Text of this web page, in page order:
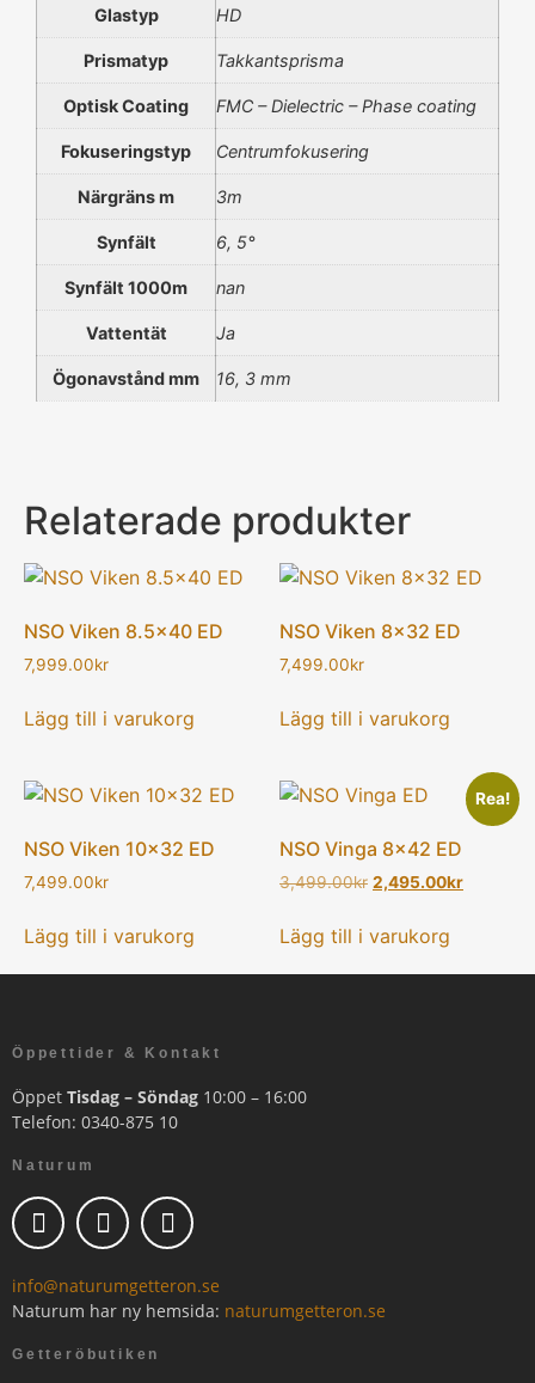
Glastyp HD
Prismatyp Takkantsprisma
Optisk Coating FMC – Dielectric – Phase coating
Fokuseringstyp Centrumfokusering
Närgräns m 3m
Synfält 6, 5°
Synfält 1000m nan
Vattentät Ja
Ögonavstånd mm 16, 3 mm
Relaterade produkter
NSO Viken 8.5×40 ED
7,999.00kr
Lägg till i varukorg
NSO Viken 8×32 ED
7,499.00kr
Lägg till i varukorg
NSO Viken 10×32 ED
7,499.00kr
Lägg till i varukorg
Rea!
NSO Vinga 8×42 ED
3,499.00kr 2,495.00kr
Lägg till i varukorg
Öppettider & Kontakt
Öppet Tisdag – Söndag 10:00 – 16:00
Telefon: 0340-875 10
Naturum
info@naturumgetteron.se
Naturum har ny hemsida: naturumgetteron.se
Getteröbutiken